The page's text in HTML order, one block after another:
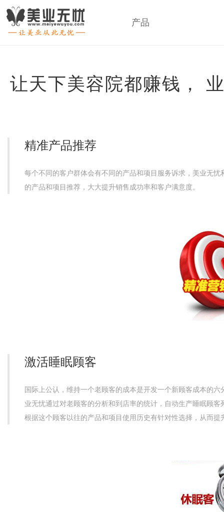
产品
让天下美容院都赚钱，
精准产品推荐
每个不同的客户群体会有不同的产品和项目服务诉求，美业无
的产品和项目推荐，大大提升销售成功率和客户满意度。
激活睡眠顾客
国际上公认，维持一个老顾客的成本是开发一个新顾客成本的
业无忧通过对老顾客的分析和到店率的统计，自动生产睡眠顾
根据这个顾客以往的产品和项目使用历史有针对性选择，从而提